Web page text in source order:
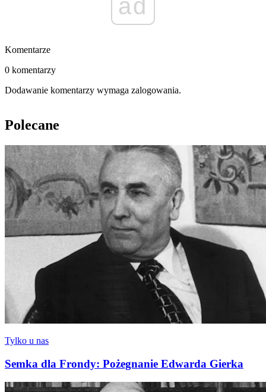
ad
Komentarze
0 komentarzy
Dodawanie komentarzy wymaga zalogowania.
Polecane
Tylko u nas
Semka dla Frondy: Pożegnanie Edwarda Gierka